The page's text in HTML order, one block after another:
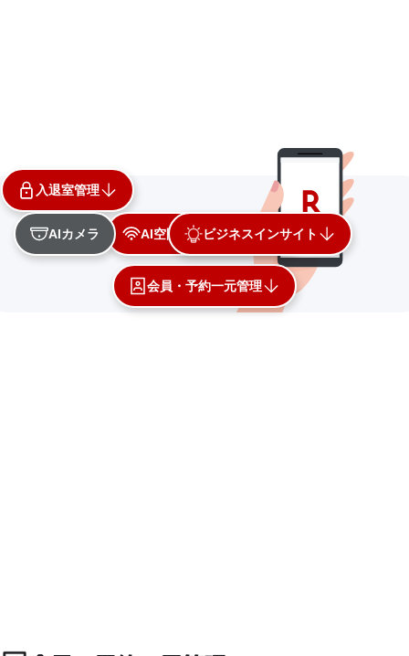
会員・予約一元管理
入退室管理​
AI空間管理（自動化）
AIカメラ ビジネスインサイト